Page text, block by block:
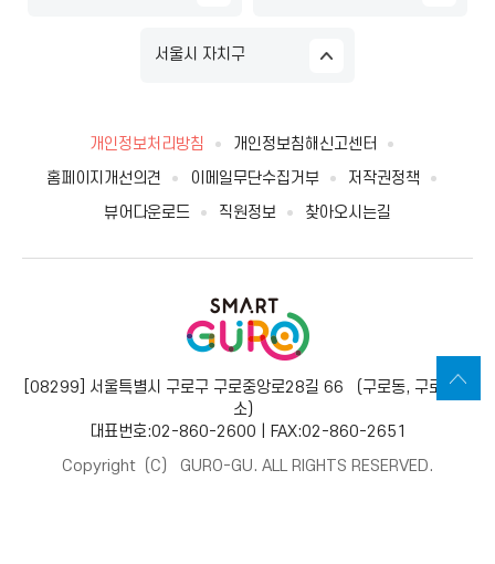
서울시 자치구
개인정보처리방침
개인정보침해신고센터
홈페이지개선의견
이메일무단수집거부
저작권정책
뷰어다운로드
직원정보 찾아오시는길
[08299] 서울특별시 구로구 구로중앙로28길 66 （구로동, 구로보건
소）
대표번호:02-860-2600 | FAX:02-860-2651
Copyright（C） GURO-GU. ALL RIGHTS RESERVED.